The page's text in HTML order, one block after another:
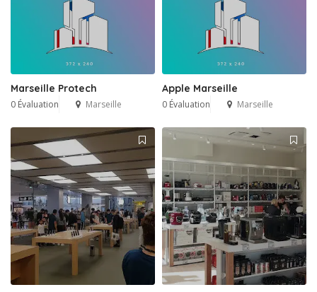
Marseille Protech
0 Évaluation Marseille
Apple Marseille
0 Évaluation Marseille